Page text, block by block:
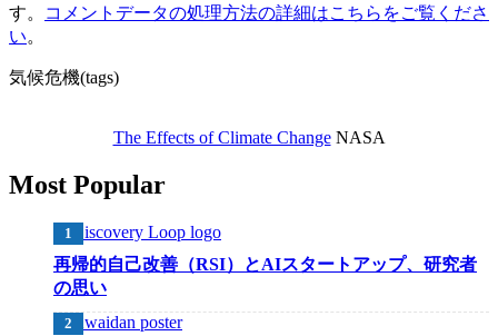
す。
コメントデータの処理方法の詳細はこちらをご覧くださ
い。
気候危機(tags)
The Effects of Climate ChangeNASA
Most Popular
再帰的自己改善（RSI）とAIスタートアップ、研究者
の思い